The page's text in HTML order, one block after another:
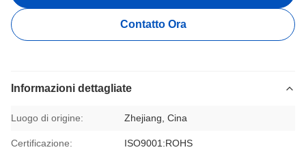
Contatto Ora
Informazioni dettagliate
Luogo di origine: Zhejiang, Cina
Certificazione: ISO9001:ROHS